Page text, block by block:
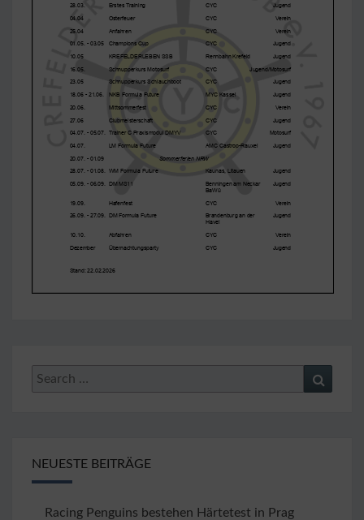
Search
for:
NEUESTE BEITRÄGE
Racing Penguins bestehen Härtetest in Prag